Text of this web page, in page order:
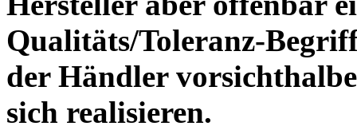
Qualitäts/Toleranz-
der Händler
sich realisieren.